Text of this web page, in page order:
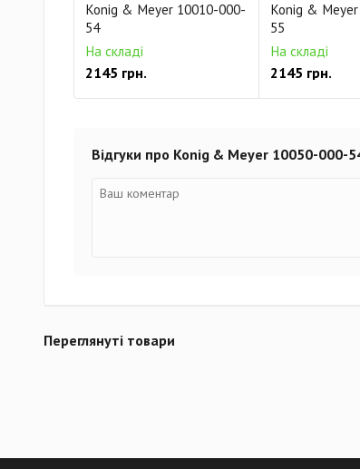
Konig & Meyer 10010-000-
54
На складі
2145 грн.
Konig &
55
На складі
2145 грн.
Відгуки про Konig & Meyer 10050-000-
Переглянуті товари